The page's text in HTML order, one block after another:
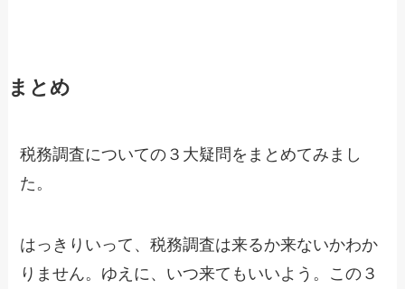
まとめ
税務調査についての３大疑問をまとめてみまし
た。
はっきりいって、税務調査は来るか来ないかわか
りません。ゆえに、いつ来てもいいよう。この３